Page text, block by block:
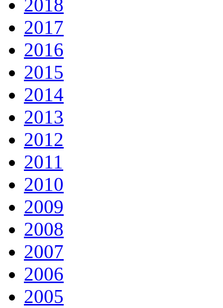
2018
2017
2016
2015
2014
2013
2012
2011
2010
2009
2008
2007
2006
2005